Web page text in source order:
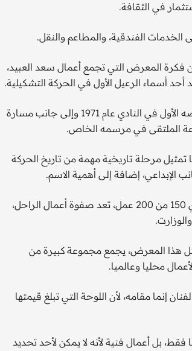
في الثقافة.
الفندقية، والمطاعم والنقل.
فكرة المعرض التي تجمع أعمال سعد العبيد،
أسماء الرعيل الأول في الحركة التشكيلية.
وقدم العبيد منذ الستينيات الميلادية دورا مهما من خلال نادي الشباب، وأقام معرضه الأول في النادي عام 1971 وإلى جانب مسارة
الملتقى في مرسمه الخاص.
تمثيل مرحلة تاريخية مهمة من تاريخ الحركة
الإبداعي، إضافة إلى أهمية الاسم.
وعبر خالد سعد العبيّد ابن الفنان الراحل شكره للقائمين على المعرض الذي يحوي 150 من 200 عمل، تعد صفوة أعمال الراحل،
هذا المعرض، يجمع مجموعة كبيرة من
محليا وعالميا.
إنما مقامه، لأن اللوحة التي تبلغ قيمتها
بل أعمال فنية لأنه لا يمكن لأحد تحديد